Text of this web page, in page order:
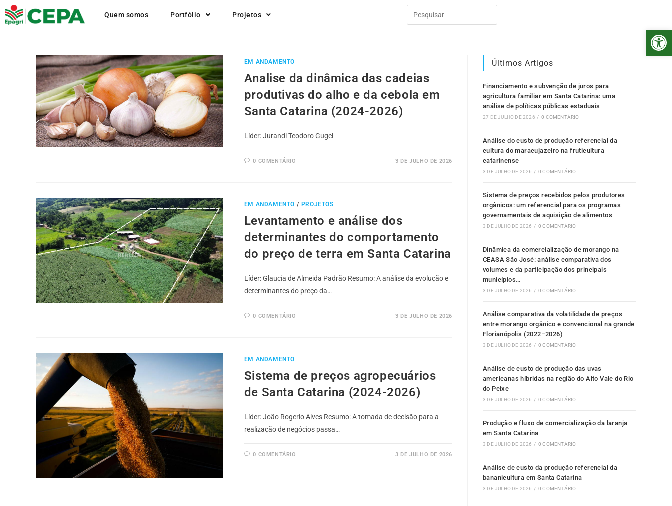
Quem somos Portfólio Projetos
EM ANDAMENTO
Analise da dinâmica das cadeias
produtivas do alho e da cebola em
Santa Catarina (2024-2026)
Líder: Jurandi Teodoro Gugel
0 COMENTÁRIO 3 DE JULHO DE 2026
EM ANDAMENTO / PROJETOS
Levantamento e análise dos
determinantes do comportamento
do preço de terra em Santa Catarina
Líder: Glaucia de Almeida Padrão Resumo: A análise da evolução e
determinantes do preço da…
0 COMENTÁRIO 3 DE JULHO DE 2026
EM ANDAMENTO
Sistema de preços agropecuários
de Santa Catarina (2024-2026)
Líder: João Rogerio Alves Resumo: A tomada de decisão para a
realização de negócios passa…
0 COMENTÁRIO 3 DE JULHO DE 2026
Últimos Artigos
Financiamento e subvenção de juros para
agricultura familiar em Santa Catarina: uma
análise de políticas públicas estaduais
27 DE JULHO DE 2026 / 0 COMENTÁRIO
Análise do custo de produção referencial da
cultura do maracujazeiro na fruticultura
catarinense
3 DE JULHO DE 2026 / 0 COMENTÁRIO
Sistema de preços recebidos pelos produtores
orgânicos: um referencial para os programas
governamentais de aquisição de alimentos
3 DE JULHO DE 2026 / 0 COMENTÁRIO
Dinâmica da comercialização de morango na
CEASA São José: análise comparativa dos
volumes e da participação dos principais
municípios…
3 DE JULHO DE 2026 / 0 COMENTÁRIO
Análise comparativa da volatilidade de preços
entre morango orgânico e convencional na grande
Florianópolis (2022–2026)
3 DE JULHO DE 2026 / 0 COMENTÁRIO
Análise de custo de produção das uvas
americanas híbridas na região do Alto Vale do Rio
do Peixe
3 DE JULHO DE 2026 / 0 COMENTÁRIO
Produção e fluxo de comercialização da laranja
em Santa Catarina
3 DE JULHO DE 2026 / 0 COMENTÁRIO
Análise de custo da produção referencial da
bananicultura em Santa Catarina
3 DE JULHO DE 2026 / 0 COMENTÁRIO